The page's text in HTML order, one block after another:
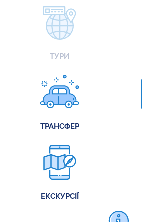
ТУРИ
ТРАНСФЕР
ЕКСКУРСІЇ